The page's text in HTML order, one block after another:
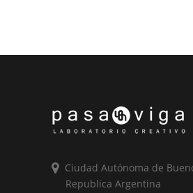
Ciudad Autónoma de
Republica Argentina